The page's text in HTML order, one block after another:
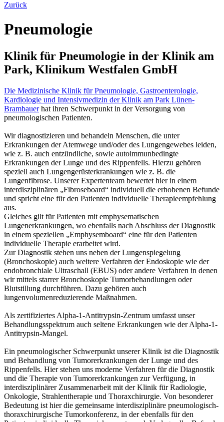
Zurück
Pneumologie
Klinik für Pneumologie in der Klinik am
Park, Klinikum Westfalen GmbH
Die Medizinische Klinik für Pneumologie, Gastroenterologie,
Kardiologie und Intensivmedizin der Klinik am Park Lünen-
Brambauerhat ihren Schwerpunkt in der Versorgung von
pneumologischen Patienten.
Wir diagnostizieren und behandeln Menschen, die unter
Erkrankungen der Atemwege und/oder des Lungengewebes leiden,
wie z. B. auch entzündliche, sowie autoimmunbedingte
Erkrankungen der Lunge und des Rippenfells. Hierzu gehören
speziell auch Lungengerüsterkrankungen wie z. B. die
Lungenfibrose. Unserer Expertenteam bewertet hier in einem
interdisziplinären „Fibroseboard“ individuell die erhobenen Befunde
und spricht eine für den Patienten individuelle Therapieempfehlung
aus.
Gleiches gilt für Patienten mit emphysematischen
Lungenerkrankungen, wo ebenfalls nach Abschluss der Diagnostik
in einem speziellen „Emphysemboard“ eine für den Patienten
individuelle Therapie erarbeitet wird.
Zur Diagnostik stehen uns neben der Lungenspiegelung
(Bronchoskopie) auch weitere Verfahren der Endoskopie wie der
endobronchiale Ultraschall (EBUS) oder andere Verfahren in denen
wir mittels starrer Bronchoskopie Tumorbehandlungen oder
Blutstillung durchführen. Dazu gehören auch
lungenvolumenreduzierende Maßnahmen.
Als zertifiziertes Alpha-1-Antitrypsin-Zentrum umfasst unser
Behandlungsspektrum auch seltene Erkrankungen wie der Alpha-1-
Antitrypsin-Mangel.
Ein pneumologischer Schwerpunkt unserer Klinik ist die Diagnostik
und Behandlung von Tumorerkrankungen der Lunge und des
Rippenfells. Hier stehen uns moderne Verfahren für die Diagnostik
und die Therapie von Tumorerkrankungen zur Verfügung, in
interdisziplinärer Zusammenarbeit mit der Klinik für Radiologie,
Onkologie, Strahlentherapie und Thoraxchirurgie. Von besonderer
Bedeutung ist hier die gemeinsame interdisziplinäre pneumologisch-
thoraxchirurgische Tumorkonferenz, in der ebenfalls für den